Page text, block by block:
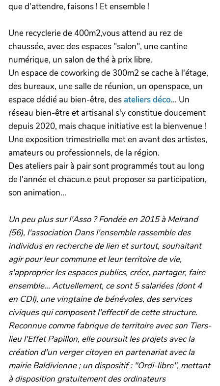
que d'attendre, faisons ! Et ensemble !
Une recyclerie de 400m2,vous attend au rez de
chaussée, avec des espaces "salon", une cantine
numérique, un salon de thé à prix libre.
Un espace de coworking de 300m2 se cache à l'étage,
des bureaux, une salle de réunion, un openspace, un
espace dédié au bien-être, des ateliers déco... Un
réseau bien-être et artisanal s'y constitue doucement
depuis 2020, mais chaque initiative est la bienvenue !
Une exposition trimestrielle met en avant des artistes,
amateurs ou professionnels, de la région.
Des ateliers pair à pair sont programmés tout au long
de l'année et chacun.e peut proposer sa participation,
son animation...
Un peu plus sur l'Asso ? Fondée en 2015 à Melrand
(56), l'association Dans l'ensemble rassemble des
individus en recherche de lien et surtout, souhaitant
agir pour leur commune et leur territoire de vie,
s'approprier les espaces publics, créer, partager, faire
ensemble... Actuellement, ce sont 5 salariées (dont 4
en CDI), une vingtaine de bénévoles, des services
civiques qui composent l'effectif de cette structure.
Reconnue comme fabrique de territoire avec son Tiers-
lieu l'Effet Papillon, elle poursuit les projets avec la
création d'un verger citoyen en partenariat avec la
mairie Baldivienne ; un dispositif : "Ordi-libre", mettant
à disposition gratuitement des ordinateurs